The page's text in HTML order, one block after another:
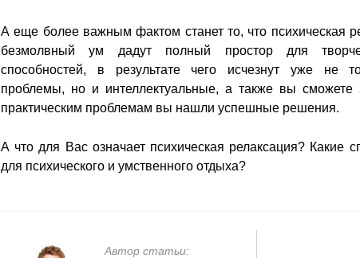
А еще более важным фактом станет то, что психическая
безмолвный ум дадут полный простор для
способностей, в результате чего исчезнут уже не
проблемы, но и интеллектуальные, а также вы сможете
практическим проблемам вы нашли успешные решения.
А что для Вас означает психическая релаксация? Какие
для психического и умственного отдыха?
Автор статьи: